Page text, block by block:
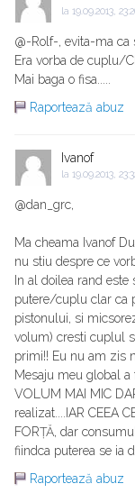
la 19.09.2013,
@-Rolf-, evita-ma ca
Era vorba de cuplu/
Mai baga o fisa.....
Raportează abuz
Ivanof
la 19.09.2013,
@dan_grc,
Ma cheama Ivanof
nu stiu despre ce
In al doilea rand
putere/cuplu clar ca
pistonului, si
volum) cresti cuplul
primi!! Eu nu am zis
Mesaju meu global a
VOLUM MAI MIC
realizat....IAR CEEA
FORȚĂ, dar
fiindca puterea se ia
Raportează abuz